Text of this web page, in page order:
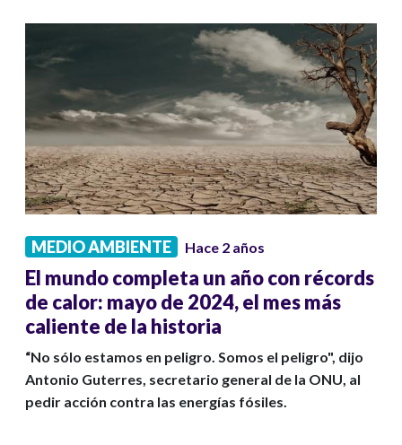
MEDIO AMBIENTE Hace 2 años
El mundo completa un año con récords
de calor: mayo de 2024, el mes más
caliente de la historia
“No sólo estamos en peligro. Somos el peligro", dijo
Antonio Guterres, secretario general de la ONU, al
pedir acción contra las energías fósiles.